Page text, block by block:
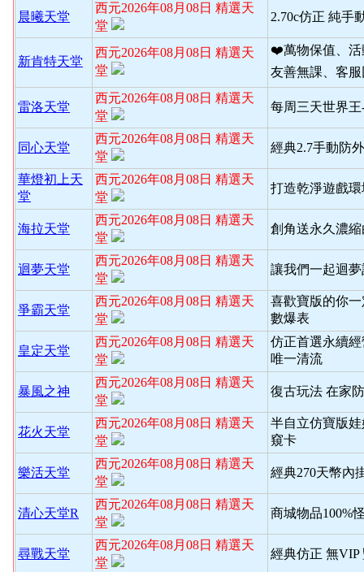
晨曦天堂
西元2026年08月08日 精選天
堂
2.70c仿正 純手
新肯特天堂
西元2026年08月08日 精選天
堂
❤️萬物保值、活
友善無課、客
雷洛天堂
西元2026年08月08日 精選天
堂
每周三天世界
同心天堂
西元2026年08月08日 精選天
堂
經典2.7手動防
華燈初上天
堂
西元2026年08月08日 精選天
堂
打造乾淨遊戲
海拉天堂
西元2026年08月08日 精選天
堂
創角送永久濃
迴夢天堂
西元2026年08月08日 精選天
堂
讓我們一起迴
爭霸天堂
西元2026年08月08日 精選天
堂
喜歡寶版的你
數爆表
皇定天堂
西元2026年08月08日 精選天
堂
仿正首選永續
唯一清流
暴風之神
西元2026年08月08日 精選天
堂
復古玩法 在家
花火天堂
西元2026年08月08日 精選天
堂
半自立仿寶版
窺卡
樂活天堂
西元2026年08月08日 精選天
堂
經典270天幣內
清心天堂R
西元2026年08月08日 精選天
堂
商城物品100%
尋戰天堂
西元2026年08月08日 精選天
堂
經典仿正 無VIP